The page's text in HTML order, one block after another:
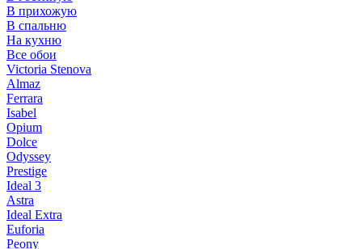
В прихожую
В спальню
На кухню
Все обои
Victoria Stenova
Almaz
Ferrara
Isabel
Opium
Dolce
Odyssey
Prestige
Ideal 3
Astra
Ideal Extra
Euforia
Peony